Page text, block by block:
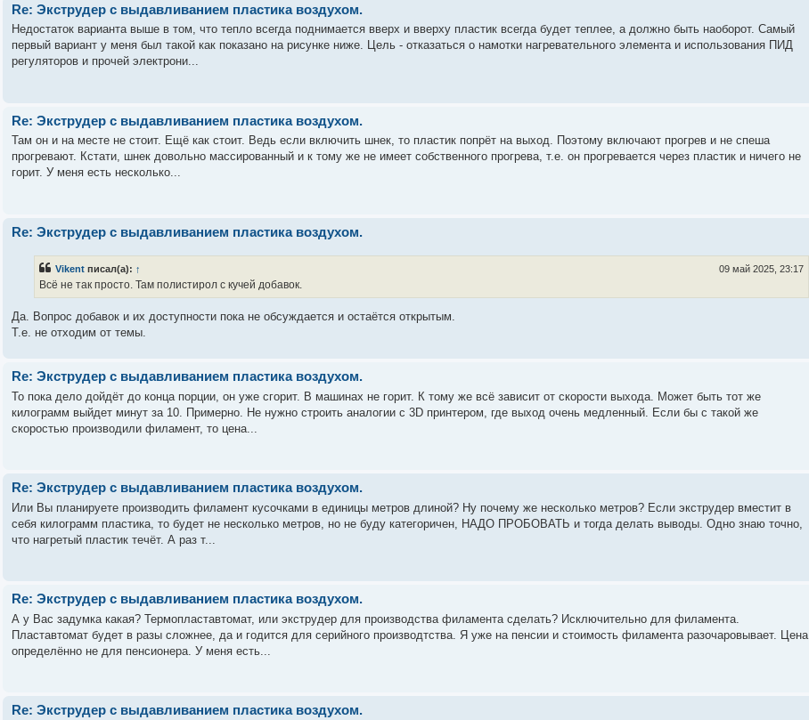
Re: Экструдер с выдавливанием пластика воздухом.
Недостаток варианта выше в том, что тепло всегда поднимается вверх и вверху пластик всегда будет теплее, а должно быть наоборот. Самый
первый вариант у меня был такой как показано на рисунке ниже. Цель - отказаться о намотки нагревательного элемента и использования ПИД
регуляторов и прочей электрони...
Re: Экструдер с выдавливанием пластика воздухом.
Там он и на месте не стоит. Ещё как стоит. Ведь если включить шнек, то пластик попрёт на выход. Поэтому включают прогрев и не спеша
прогревают. Кстати, шнек довольно массированный и к тому же не имеет собственного прогрева, т.е. он прогревается через пластик и ничего не
горит. У меня есть несколько...
Re: Экструдер с выдавливанием пластика воздухом.
Vikent писал(а): ↑ 09 май 2025, 23:17
Всё не так просто. Там полистирол с кучей добавок.
Да. Вопрос добавок и их доступности пока не обсуждается и остаётся открытым.
Т.е. не отходим от темы.
Re: Экструдер с выдавливанием пластика воздухом.
То пока дело дойдёт до конца порции, он уже сгорит. В машинах не горит. К тому же всё зависит от скорости выхода. Может быть тот же
килограмм выйдет минут за 10. Примерно. Не нужно строить аналогии с 3D принтером, где выход очень медленный. Если бы с такой же
скоростью производили филамент, то цена...
Re: Экструдер с выдавливанием пластика воздухом.
Или Вы планируете производить филамент кусочками в единицы метров длиной? Ну почему же несколько метров? Если экструдер вместит в
себя килограмм пластика, то будет не несколько метров, но не буду категоричен, НАДО ПРОБОВАТЬ и тогда делать выводы. Одно знаю точно,
что нагретый пластик течёт. А раз т...
Re: Экструдер с выдавливанием пластика воздухом.
А у Вас задумка какая? Термопластавтомат, или экструдер для производства филамента сделать? Исключительно для филамента.
Пластавтомат будет в разы сложнее, да и годится для серийного производтства. Я уже на пенсии и стоимость филамента разочаровывает. Цена
определённо не для пенсионера. У меня есть...
Re: Экструдер с выдавливанием пластика воздухом.